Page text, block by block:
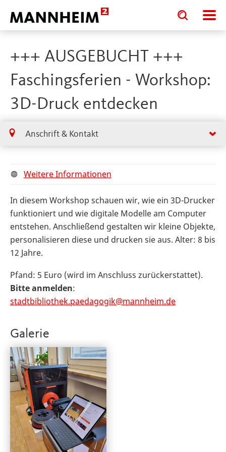
Toggle
search
input
Toggle
search
input
+++ AUSGEBUCHT +++
Faschingsferien - Workshop:
3D-Druck entdecken
Anschrift & Kontakt
Weitere Informationen
In diesem Workshop schauen wir, wie ein 3D-Drucker
funktioniert und wie digitale Modelle am Computer
entstehen. Anschließend gestalten wir kleine Objekte,
personalisieren diese und drucken sie aus. Alter: 8 bis
12 Jahre.
Pfand: 5 Euro (wird im Anschluss zurückerstattet).
Bitte anmelden:
stadtbibliothek.paedagogik@mannheim.de
Galerie